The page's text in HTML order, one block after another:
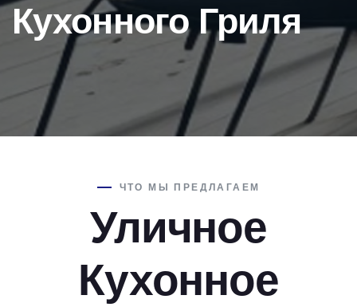
Кухонного Гриля
ЧТО МЫ ПРЕДЛАГАЕМ
Уличное
Кухонное